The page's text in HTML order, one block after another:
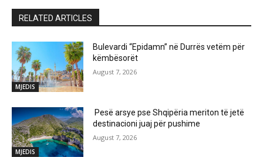
RELATED ARTICLES
MJEDIS
Bulevardi “Epidamn” në Durrës vetëm për
këmbësorët
August 7, 2026
MJEDIS
Pesë arsye pse Shqipëria meriton të jetë
destinacioni juaj për pushime
August 7, 2026